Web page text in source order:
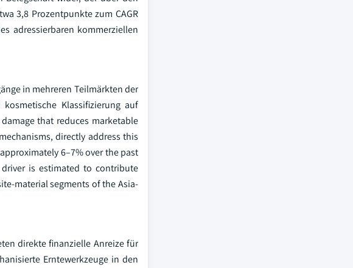
3,8 Prozentpunkte zum CAGR
adressierbaren kommerziellen
in mehreren Teilmärkten der
Klassifizierung auf
that reduces marketable
directly address this
6–7% over the past
is estimated to contribute
material segments of the Asia-
direkte finanzielle Anreize für
Erntewerkzeuge in den